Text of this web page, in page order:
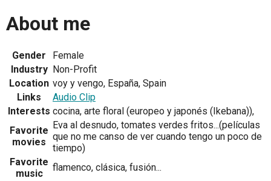
About me
Gender
Female
Industry
Non-Profit
Location voy y vengo, España, Spain
Links
Audio Clip
Interests cocina, arte floral (europeo y japonés (Ikebana)),
Favorite
movies
Eva al desnudo, tomates verdes fritos...(películas
que no me canso de ver cuando tengo un poco de
tiempo)
Favorite
music
flamenco, clásica, fusión...